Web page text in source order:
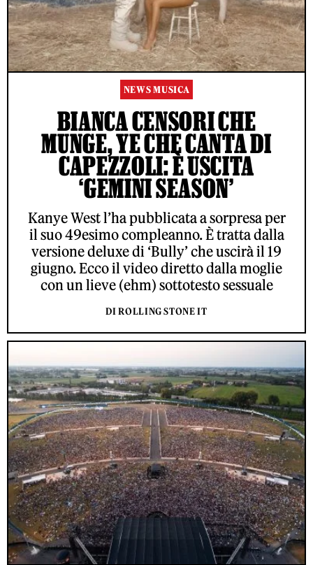
NEWS MUSICA
BIANCA CENSORI CHE
MUNGE, YE CHE CANTA DI
CAPEZZOLI: È USCITA
‘GEMINI SEASON’
Kanye West l’ha pubblicata a sorpresa per
il suo 49esimo compleanno. È tratta dalla
versione deluxe di ‘Bully’ che uscirà il 19
giugno. Ecco il video diretto dalla moglie
con un lieve (ehm) sottotesto sessuale
DI ROLLING STONE IT